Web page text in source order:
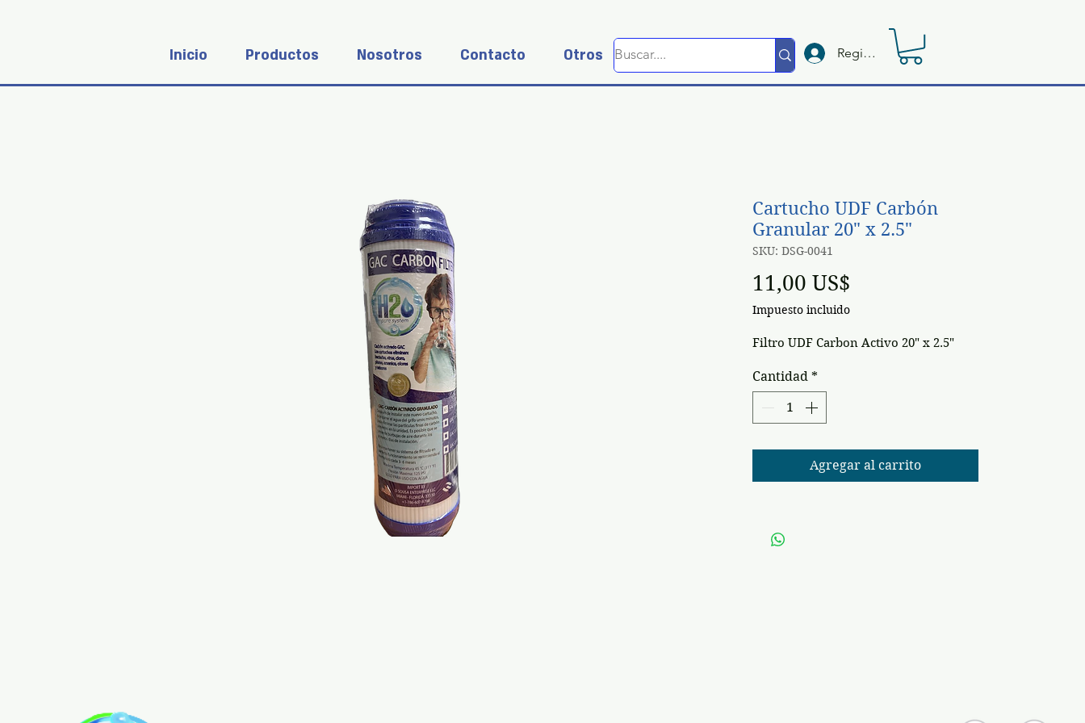
Inicio Productos Nosotros Contacto Otros Registrate
Cartucho UDF Carbón
Granular 20" x 2.5"
SKU: DSG-0041
11,00 US$
Impuesto incluido
Filtro UDF Carbon Activo 20" x 2.5"
Cantidad *
Agregar al carrito